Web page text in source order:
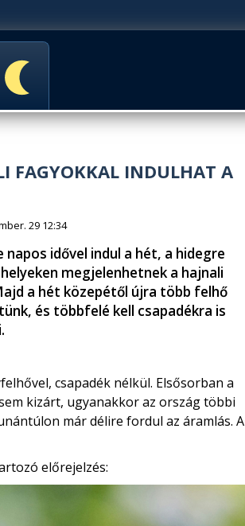
FAGYOKKAL INDULHAT A
29 12:34
napos idővel indul a hét, a hidegre
megjelenhetnek a hajnali
a hét közepétől újra több felhő
és többfelé kell csapadékra is
csapadék nélkül. Elsősorban a
kizárt, ugyanakkor az ország többi
már délire fordul az áramlás. A
előrejelzés: